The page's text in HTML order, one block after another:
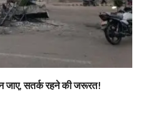
न जाए, सतर्क रहने की जरूरत!